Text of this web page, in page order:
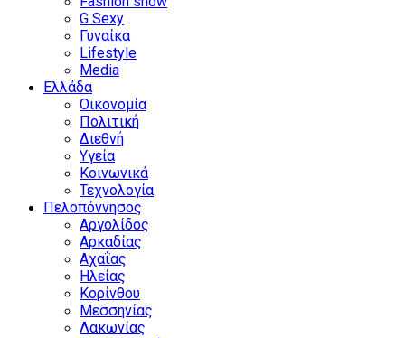
G Sexy
Γυναίκα
Lifestyle
Media
Ελλάδα
Οικονομία
Πολιτική
Διεθνή
Υγεία
Κοινωνικά
Τεχνολογία
Πελοπόννησος
Αργολίδος
Αρκαδίας
Αχαΐας
Ηλείας
Κορίνθου
Μεσσηνίας
Λακωνίας